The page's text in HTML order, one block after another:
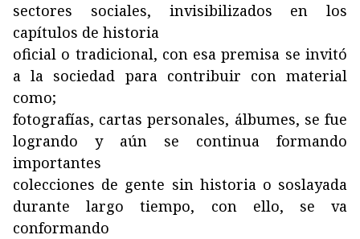
sectores sociales, invisibilizados en los
capítulos de historia
oficial o tradicional, con esa premisa se invitó
a la sociedad para contribuir con material
como;
fotografías, cartas personales, álbumes, se fue
logrando y aún se continua formando
importantes
colecciones de gente sin historia o soslayada
durante largo tiempo, con ello, se va
conformando